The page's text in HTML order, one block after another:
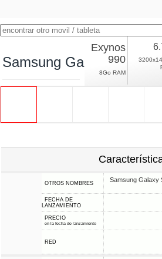
Samsung Galaxy S20+
Exynos
990
8Go RAM
OTROS NOMBRES
Samsung Galaxy
FECHA DE
LANZAMIENTO
PRECIO
en la fecha de lanzamiento
RED